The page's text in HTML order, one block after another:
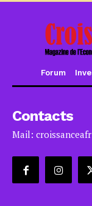
Forum
Contacts
Mail: